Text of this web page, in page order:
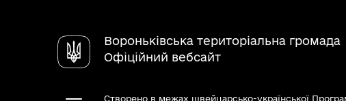
Вороньківська територіальна громада
Офіційний вебсайт
Створено в межах швейцарсько-української